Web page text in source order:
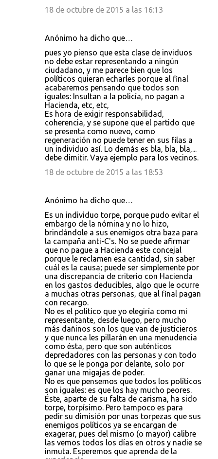
18 de octubre de 2015 a las 16:13
Anónimo ha dicho que…
pues yo pienso que esta clase de inviduos
no debe estar representando a ningún
ciudadano, y me parece bien que los
políticos quieran echarles porque al final
acabaremos pensando que todos son
iguales: Insultan a la policía, no pagan a
Hacienda, etc, etc,
Es hora de exigir responsabilidad,
coherencia, y se supone que el partido que
se presenta como nuevo, como
regeneración no puede tener en sus filas a
un individuo así. Lo demás es bla, bla, bla,...
debe dimitir. Vaya ejemplo para los vecinos.
18 de octubre de 2015 a las 18:53
Anónimo ha dicho que…
Es un individuo torpe, porque pudo evitar el
embargo de la nómina y no lo hizo,
brindándole a sus enemigos otra baza para
la campaña anti-C's. No se puede afirmar
que no pague a Hacienda este concejal
porque le reclamen esa cantidad, sin saber
cuál es la causa; puede ser simplemente por
una discrepancia de criterio con Hacienda
en los gastos deducibles, algo que le ocurre
a muchas otras personas, que al final pagan
con recargo.
No es el político que yo elegiría como mi
representante, desde luego, pero mucho
más dañinos son los que van de justicieros
y que nunca les pillarán en una menudencia
como ésta, pero que son auténticos
depredadores con las personas y con todo
lo que se le ponga por delante, solo por
ganar una migajas de poder.
No es que pensemos que todos los políticos
son iguales: es que los hay mucho peores.
Éste, aparte de su falta de carisma, ha sido
torpe, torpísimo. Pero tampoco es para
pedir su dimisión por unas torpezas que sus
enemigos políticos ya se encargan de
exagerar, pues del mismo (o mayor) calibre
las vemos todos los días en otros y nadie se
inmuta. Esperemos que aprenda de la